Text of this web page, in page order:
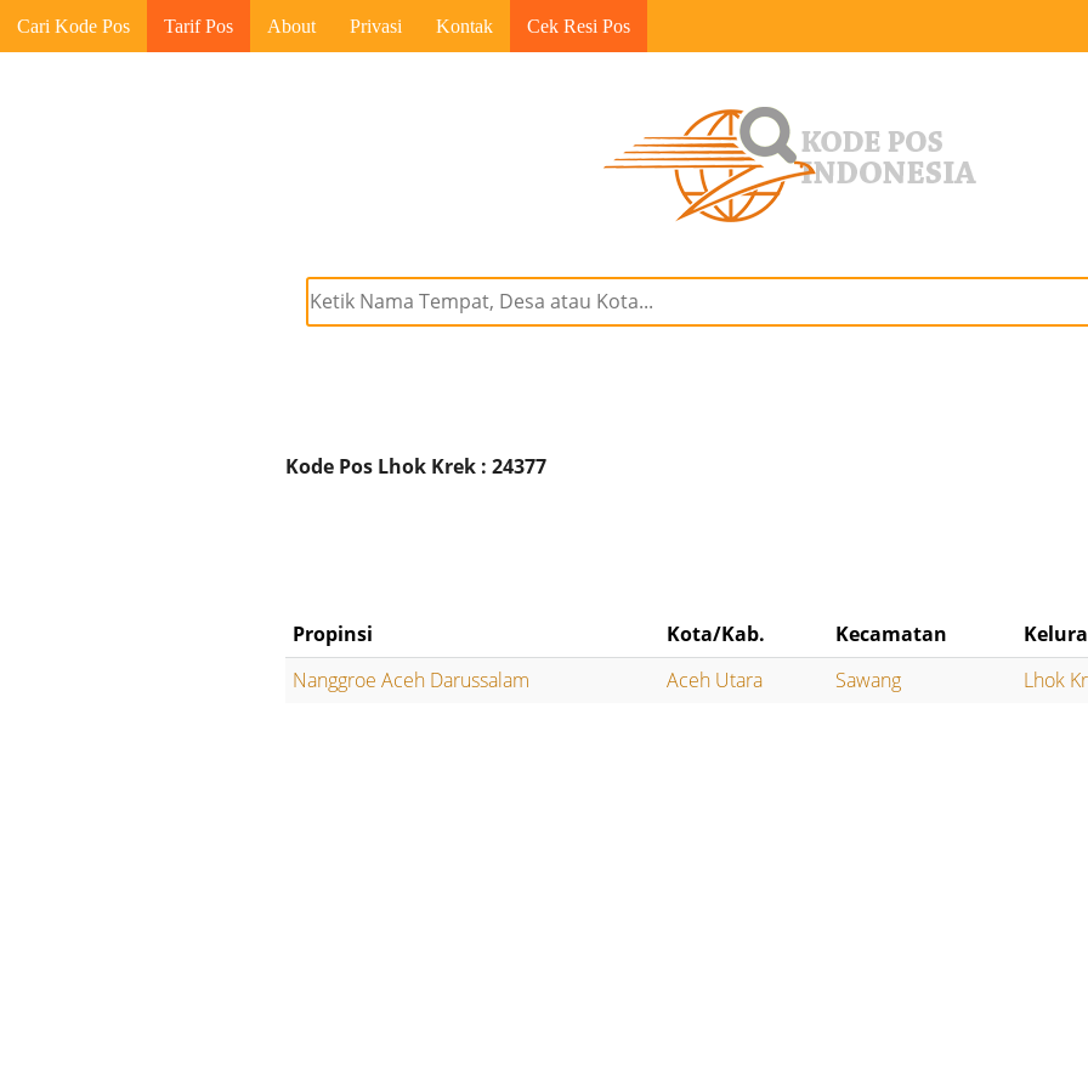
Cari Kode Pos Tarif Pos About Privasi Kontak Cek Resi Pos
Kode Pos Lhok Krek : 24377
Propinsi Kota/Kab. Kecamatan
Nanggroe Aceh Darussalam
Aceh Utara Sawang Lhok